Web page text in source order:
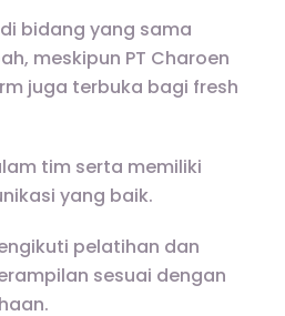
bidang yang sama
meskipun PT Charoen
juga terbuka bagi fresh
tim serta memiliki
yang baik.
pelatihan dan
sesuai dengan